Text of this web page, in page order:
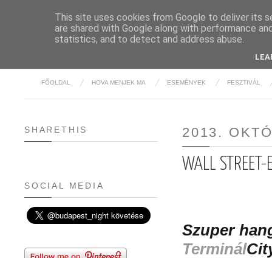
FŐOLDAL HOVA MENJEK MA ESEMÉNYEK FESZTIVÁL
2013.
WALL
Szuper
Terminál
SHARETHIS
SOCIAL MEDIA
This site uses cookies from Google to deliver its
are shared with Google along with performance
statistics, and to detect and address abuse.